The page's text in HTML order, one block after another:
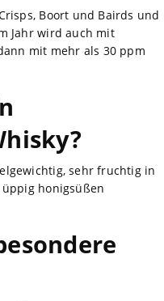
Boort und Bairds und
Jahr wird auch mit
mit mehr als 30 ppm
sehr fruchtig in
honigsüßen